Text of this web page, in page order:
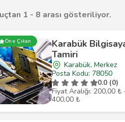
1 - 8 arası gösteriliyor.
Öne Çıkan
Karabük
Tamiri
Karabük, Merkez
Posta Kodu: 78050
0.0 (0)
Fiyat Aralığı: 200,00 ₺
400,00 ₺